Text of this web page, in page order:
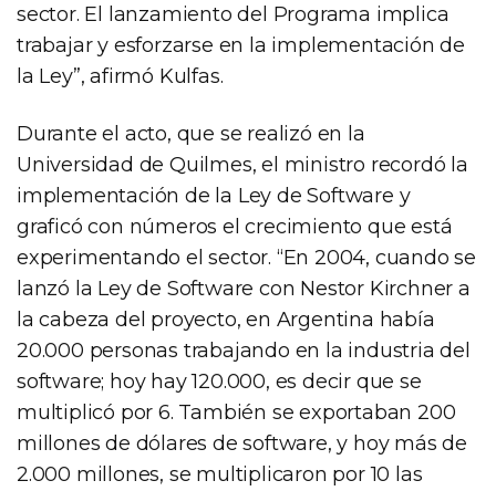
sector. El lanzamiento del Programa implica
trabajar y esforzarse en la implementación de
la Ley”, afirmó Kulfas.
Durante el acto, que se realizó en la
Universidad de Quilmes, el ministro recordó la
implementación de la Ley de Software y
graficó con números el crecimiento que está
experimentando el sector. “En 2004, cuando se
lanzó la Ley de Software con Nestor Kirchner a
la cabeza del proyecto, en Argentina había
20.000 personas trabajando en la industria del
software; hoy hay 120.000, es decir que se
multiplicó por 6. También se exportaban 200
millones de dólares de software, y hoy más de
2.000 millones, se multiplicaron por 10 las